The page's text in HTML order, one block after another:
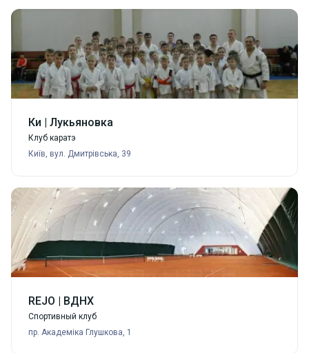
Ки | Лукьяновка
Клуб каратэ
Київ, вул. Дмитрівська, 39
REJO | ВДНХ
Спортивный клуб
пр. Академіка Глушкова, 1